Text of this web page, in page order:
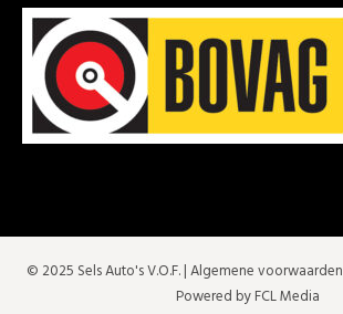
© 2025 Sels Auto's V.O.F. |Algemene voorwaarden
Powered by FCL Media